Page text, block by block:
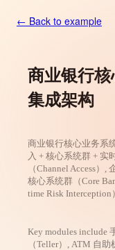
← Back to example
商业银行
集成架构
商业银行核心业务系
入 + 核心系统群 + 实
（Channel Access）
核心系统群（Core
time Risk Interception
Key modules include
（Teller）, ATM 自助